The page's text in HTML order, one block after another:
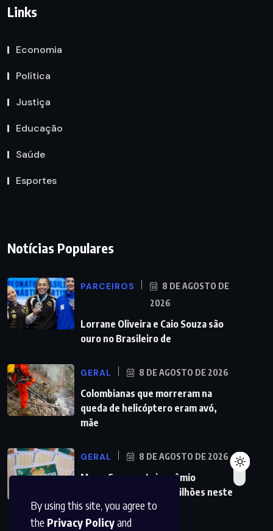
By using this site, you agree to
the Privacy Policyand
Links
Economia
Política
Justiça
Educação
Saúde
Esportes
Notícias Populares
PARCEIROS
8 DE AGOSTO DE
2026
Lorrane Oliveira e Caio Souza são
ouro no Brasileiro de
GERAL 8 DE AGOSTO DE 2026
Colombianas que morreram na
queda de helicóptero eram avó,
mãe
GERAL 8 DE AGOSTO DE 2026
Mega-Sena sorteia prêmio
acumulado de R$ 165 milhões neste
domingo